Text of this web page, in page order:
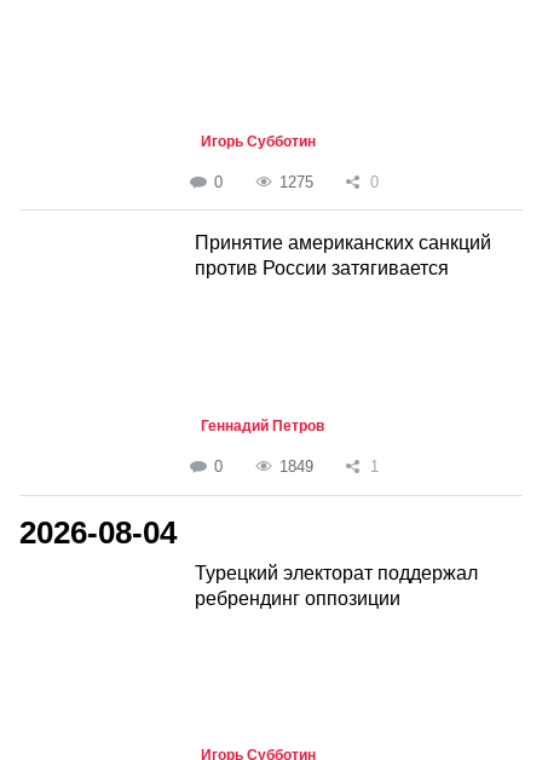
Игорь Субботин
0 1275 0
Принятие американских санкций
против России затягивается
Геннадий Петров
0 1849 1
2026-08-04
Турецкий электорат поддержал
ребрендинг оппозиции
Игорь Субботин